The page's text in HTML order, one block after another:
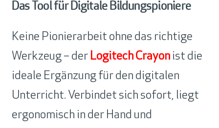
Das Tool für Digitale Bildungspioniere
Keine Pionierarbeit ohne das richtige
Werkzeug – der Logitech Crayon ist die
ideale Ergänzung für den digitalen
Unterricht. Verbindet sich sofort, liegt
ergonomisch in der Hand und